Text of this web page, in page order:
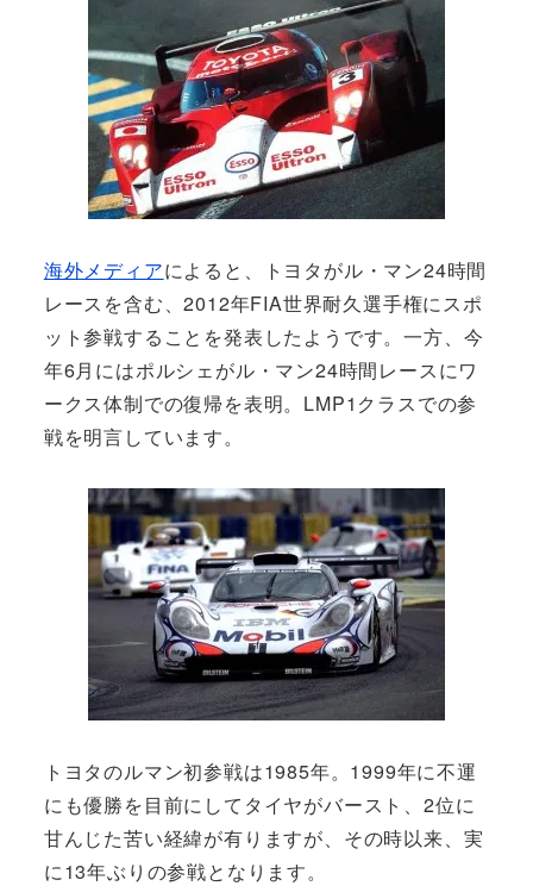
海外メディアによると、トヨタがル・マン24時間
レースを含む、2012年FIA世界耐久選手権にスポ
ット参戦することを発表したようです。一方、今
年6月にはポルシェがル・マン24時間レースにワ
ークス体制での復帰を表明。LMP1クラスでの参
戦を明言しています。
トヨタのルマン初参戦は1985年。1999年に不運
にも優勝を目前にしてタイヤがバースト、2位に
甘んじた苦い経緯が有りますが、その時以来、実
に13年ぶりの参戦となります。